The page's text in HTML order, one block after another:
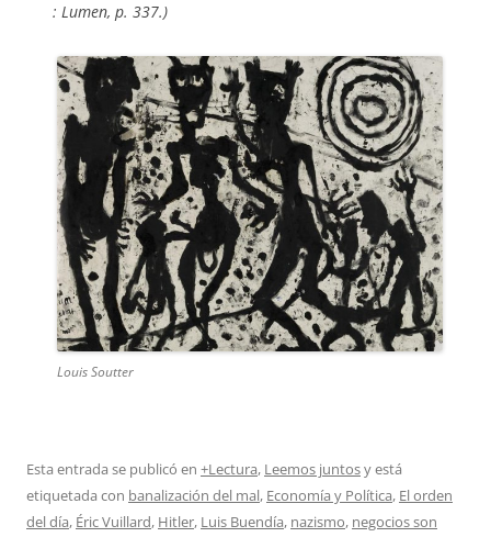
: Lumen, p. 337.)
Louis Soutter
Esta entrada se publicó en +Lectura, Leemos juntosy está
etiquetada con banalización del mal, Economía y Política, El orden
del día, Éric Vuillard, Hitler, Luis Buendía, nazismo, negocios son